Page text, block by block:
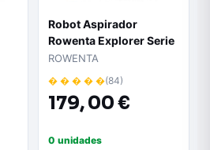
Robot Aspirador
Rowenta Explorer Serie
45 RR8265RJ/
Friegasuelos/
Autonomía 2.5h
ROWENTA
� � � � �(84)
179,00 €
0 unidades